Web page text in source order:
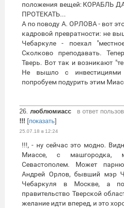
положения вещей: КОРАБЛЬ
ПРОТЕКАТЬ...
А по поводу А. ОРЛОВА - вот
кадровой превратности: не
Чебаркуле - поехал
Сколково преподавать.
Тверь. Вот так и возникают
Не вышло с
попробуем подурить этим
26. люблюмиасс
в ответ
!!! [показать]
25.07.18 в 12:24
!!!, - ну сейчас это модно.
Миассе, с машгородка,
Севастополем. Может
Андрей Орлов, бывший мэр
Чебаркуля в Москве, а
правительство Тверской
желание идти вперед, и это